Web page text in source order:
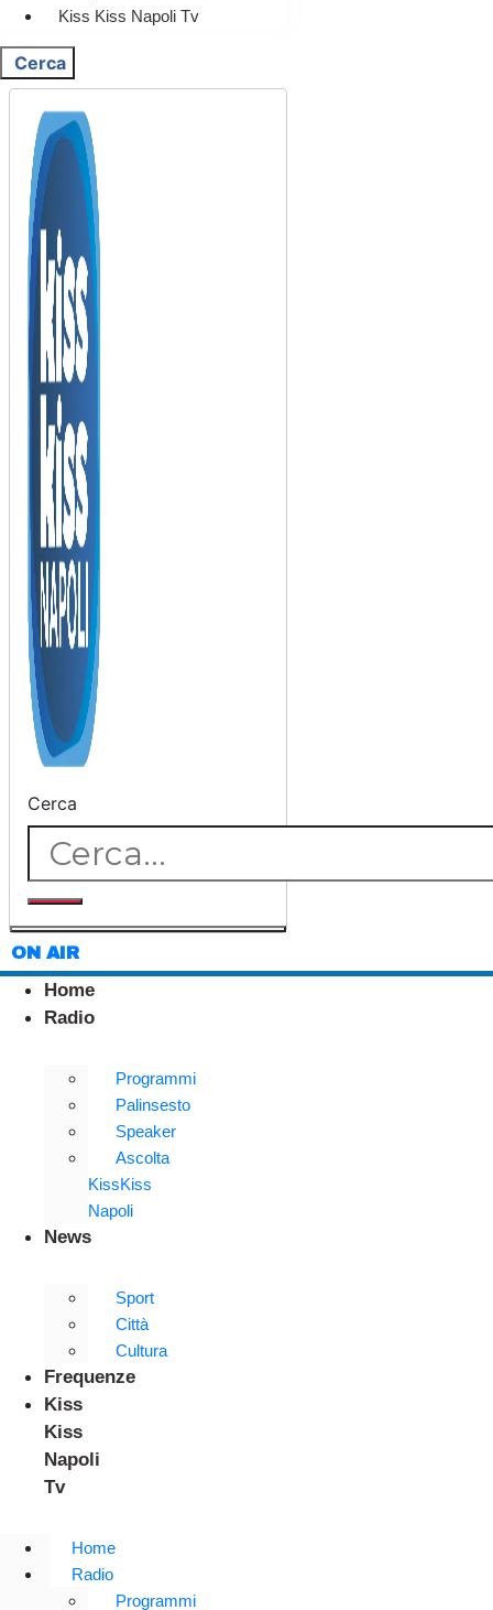
Kiss Kiss Napoli Tv
Cerca
Cerca
ON AIR
Home
Radio
Programmi
Palinsesto
Speaker
Ascolta
KissKiss
Napoli
News
Sport
Città
Cultura
Frequenze
Kiss
Kiss
Napoli
Tv
Home
Radio
Programmi